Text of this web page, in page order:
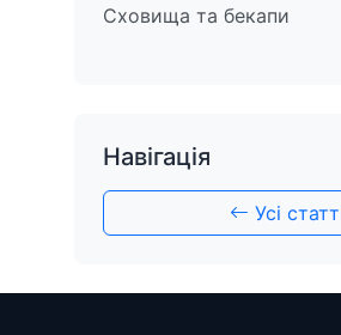
Сховища та бекапи
Навігація
Усі